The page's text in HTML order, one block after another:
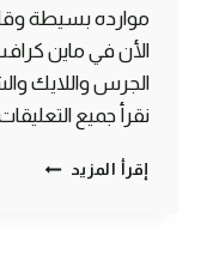
موارده بسيطة
الأن في ماين
الجرس واللايك
نقرأ جميع
إقرأ المزيد طريقة